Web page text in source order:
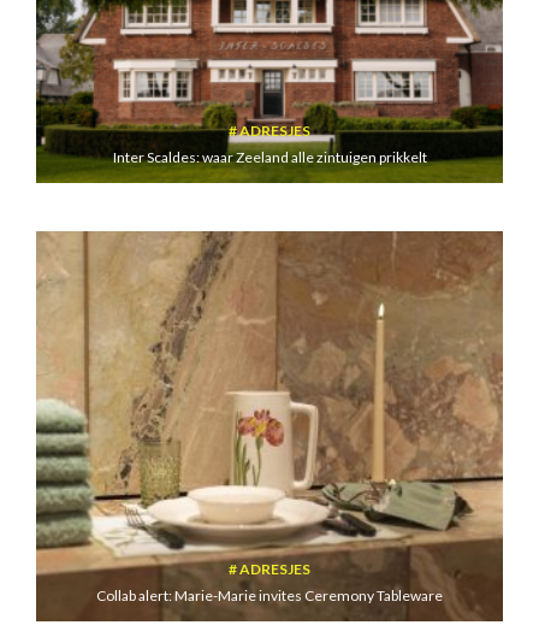
ADRESJES
Inter Scaldes: waar Zeeland alle zintuigen prikkelt
ADRESJES
Collab alert: Marie-Marie invites Ceremony Tableware